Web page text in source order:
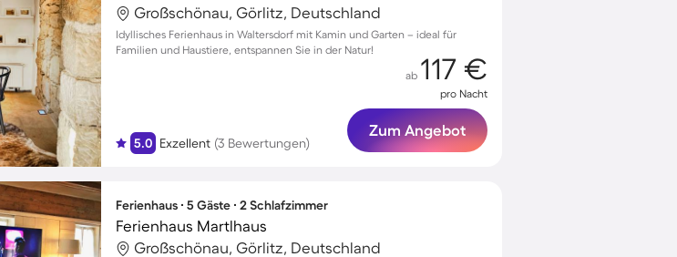
Großschönau, Görlitz, Deutschland
Idyllisches Ferienhaus in Waltersdorf mit Kamin und Garten – ideal für
Familien und Haustiere, entspannen Sie in der Natur!
5.0 Exzellent (3 Bewertungen)
ab 117 €
pro Nacht
Zum Angebot
Ferienhaus ∙ 5 Gäste ∙ 2 Schlafzimmer
Ferienhaus Martlhaus
Großschönau, Görlitz, Deutschland